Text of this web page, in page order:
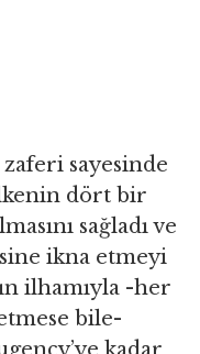
sayesinde
dört bir
sağladı ve
ikna etmeyi
ilhamıyla -her
bile-